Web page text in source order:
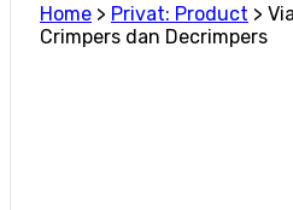
Home > Privat: Product >
Crimpers dan Decrimpers